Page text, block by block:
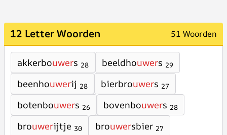
12 Letter Woorden 51 Woorden
akkerbouwers 28 beeldhouwers 29
beenhouwerij 28 bierbrouwers 27
botenbouwers 26 bovenbouwers 28
brouwerijtje 30 brouwersbier 27